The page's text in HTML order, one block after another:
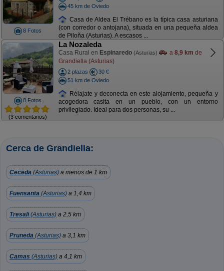
8 Fotos
45 km de Oviedo
Casa de Aldea El Trébano es la típica casa asturiana
(con corredor o antojana), situada en una pequeña aldea
de Piloña (Asturias). A escasos ...
8 Fotos
(3 comentarios)
La Nozaleda
Casa Rural en Espinaredo (Asturias) a 8,9 km de
Grandiella (Asturias)
2 plazas
30 €
51 km de Oviedo
Rélajate y deconecta en este alojamiento, pequeña y
acogedora casita en un pueblo, con un entorno
privilegiado. Ideal para dos personas, su ...
Cerca de Grandiella:
Ceceda (Asturias) a menos de 1 km
Fuensanta (Asturias) a 1,4 km
Tresali(Asturias) a 2,5 km
Pruneda (Asturias) a 3,1 km
Camas (Asturias) a 4,1 km